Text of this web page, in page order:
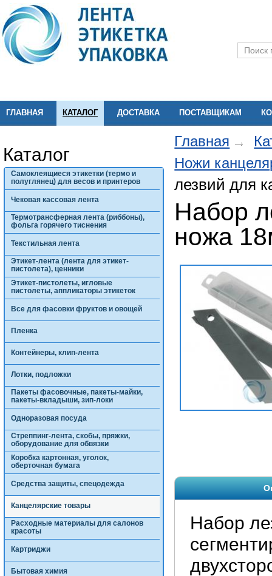
ГЛАВНАЯ КАТАЛОГ ДОСТАВКА ПОСТАВЩИКАМ
Каталог
Самоклеящиеся этикетки (термо и
полуглянец) для весов и принтеров
Чековая кассовая лента
Термотрансферная лента (риббоны),
фольга горячего тиснения
Текстильная лента
Этикет-лента (лента для этикет-
пистолета), ценники
Этикет-пистолеты, игловые
пистолеты, аппликаторы этикеток
Все для фасовки фруктов и овощей
Пленка
Контейнеры, клип-лента
Лотки, подложки
Пакеты фасовочные, пакеты-майки,
пакеты-вкладыши, зип-локи
Одноразовая посуда
Стреппинг-лента, скобы, пряжки,
оборудование для обвязки
Коробка картонная, уголок,
оберточная бумага
Средства защиты, спецодежда
Канцелярские товары
Расходные материалы для салонов
красоты
Картриджи
Бытовая химия
Главная
Ножи
лезвий для
Набор
ножа
Набор